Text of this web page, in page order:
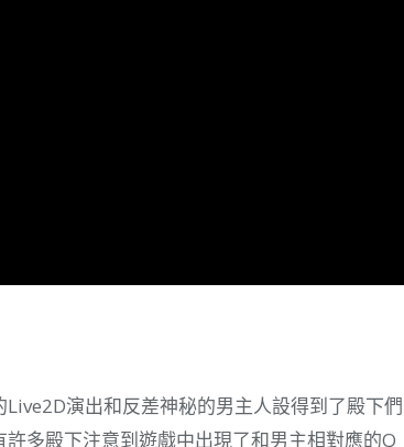
演出和反差神秘的男主人設得到了殿下們
多殿下注意到遊戲中出現了和男主相對應的Q